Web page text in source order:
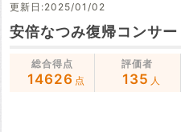
更新日:2025/01/02
安倍なつみ復帰コンサ
総合得点
14626 点
評価者
135 人